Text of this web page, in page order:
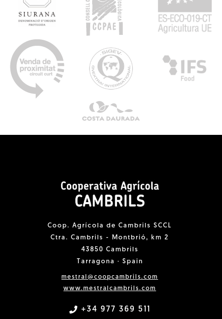
Coop. Agrícola de Cambrils SCCL
Ctra. Cambrils - Montbrió, km 2
43850 Cambrils
Tarragona · Spain
mestral@coopcambrils.com
www.mestralcambrils.com
+34 977 369 511